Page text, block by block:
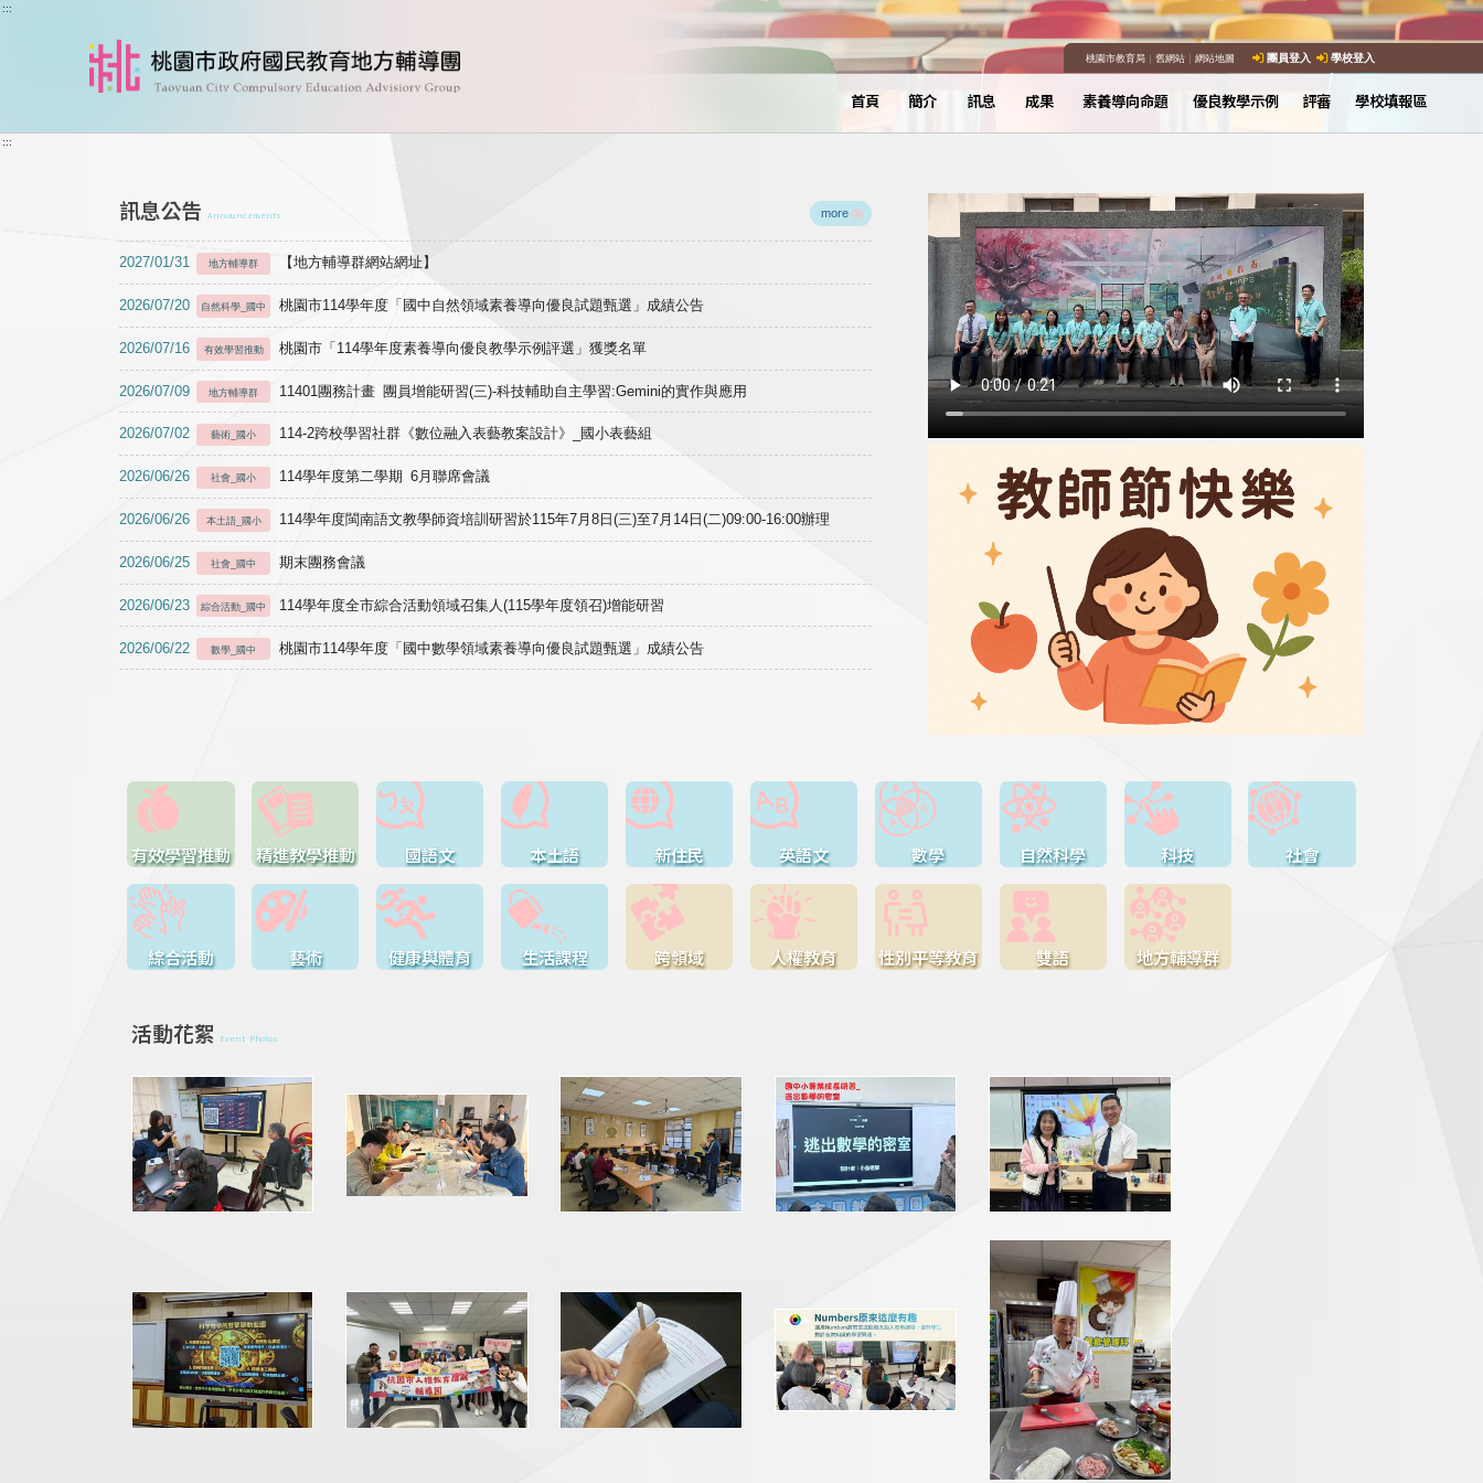
跳到主要內容
:::
桃園市教育局｜ 舊網站｜ 網站地圖 團員登入 學校登入
首頁 簡介 訊息 成果 素養導向命題 優良教學示例 評審 學校填報區
:::
訊息公告 Announcements more
2027/01/31 地方輔導群 【地方輔導群網站網址】
2026/07/20 自然科學_國中 桃園市114學年度「國中自然領域素養導向優良試題甄選」成績公告
2026/07/16 有效學習推動 桃園市「114學年度素養導向優良教學示例評選」獲獎名單
2026/07/09 地方輔導群 11401團務計畫 團員增能研習(三)-科技輔助自主學習:Gemini的實作與應用
2026/07/02 藝術_國小 114-2跨校學習社群《數位融入表藝教案設計》_國小表藝組
2026/06/26 社會_國小 114學年度第二學期 6月聯席會議
2026/06/26 本土語_國小 114學年度閩南語文教學師資培訓研習於115年7月8日(三)至7月14日(二)09:00-16:00辦理
2026/06/25 社會_國中 期末團務會議
2026/06/23 綜合活動_國中 114學年度全市綜合活動領域召集人(115學年度領召)增能研習
2026/06/22 數學_國中 桃園市114學年度「國中數學領域素養導向優良試題甄選」成績公告
有效學習推動 精進教學推動 國語文 本土語 新住民 英語文 數學 自然科學 科技 社會
綜合活動 藝術 健康與體育 生活課程 跨領域 人權教育 性別平等教育 雙語 地方輔導群
活動花絮 Event Photos